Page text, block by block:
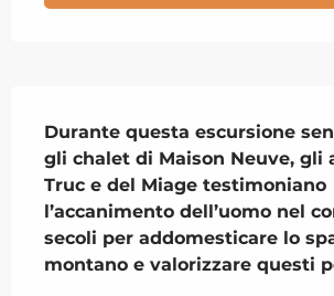
Durante questa escursione
gli chalet di Maison Neuve, gli
Truc e del Miage testimoniano
l’accanimento dell’uomo nel
secoli per addomesticare lo
montano e valorizzare questi